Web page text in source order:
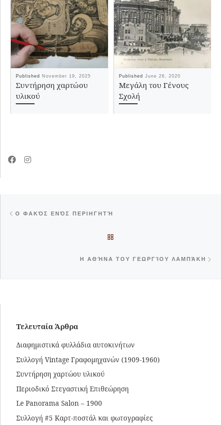
Published November 19, 2025
Συντήρηση χαρτώου
υλικού
Published June 26, 2020
Μεγάλη του Γένους
Σχολή
Ο ΦΑΚΌΣ ΕΝΌΣ ΠΕΡΙΗΓΗΤΉ
Η ΑΘΉΝΑ ΤΟΥ ΓΕΩΡΓΊΟΥ ΛΑΜΠΆΚΗ
Τελευταία Άρθρα
Διαφημιστικά φυλλάδια αυτοκινήτων
Συλλογή Vintage Γραφομηχανών (1909-1960)
Συντήρηση χαρτώου υλικού
Περιοδικό Στεγαστική Επιθεώρηση
Le Panorama Salon – 1900
Συλλογή #5 Καρτ-ποστάλ και φωτογραφίες